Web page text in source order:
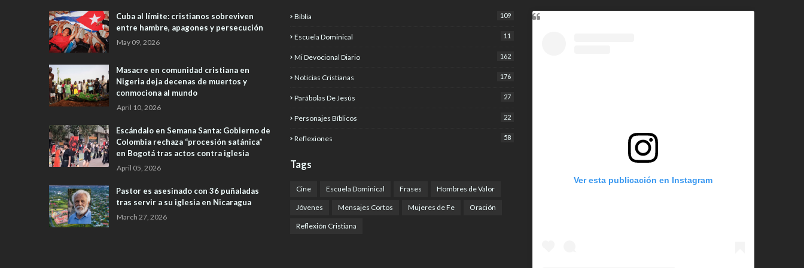
Cuba al límite: cristianos sobreviven
entre hambre, apagones y persecución
May 09, 2026
Masacre en comunidad cristiana en
Nigeria deja decenas de muertos y
conmociona al mundo
April 10, 2026
Escándalo en Semana Santa: Gobierno de
Colombia rechaza “procesión satánica”
en Bogotá tras actos contra iglesia
April 05, 2026
Pastor es asesinado con 36 puñaladas
tras servir a su iglesia en Nicaragua
March 27, 2026
Biblia 109
Escuela Dominical 11
Mi Devocional Diario 162
Noticias Cristianas 176
Parábolas De Jesús 27
Personajes Bíblicos 22
Reflexiones 58
Tags
Cine Escuela Dominical Frases Hombres de Valor
Jóvenes Mensajes Cortos Mujeres de Fe Oración
Reflexión Cristiana
Ver esta publicación en Instagram